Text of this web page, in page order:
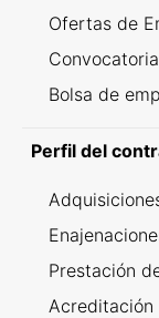
Ofertas de
Bolsa de
Perfil del
Prestación
Acreditación